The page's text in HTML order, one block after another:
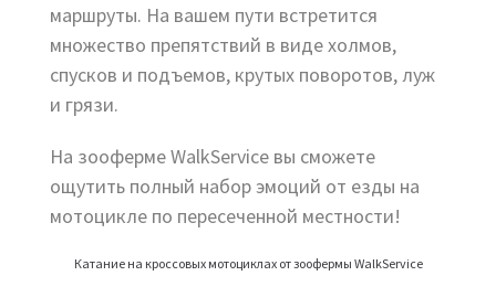
маршруты. На вашем пути встретится
множество препятствий в виде холмов,
спусков и подъемов, крутых поворотов, луж
и грязи.
На зооферме WalkService вы сможете
ощутить полный набор эмоций от езды на
мотоцикле по пересеченной местности!
Катание на кроссовых мотоциклах от зоофермы WalkService